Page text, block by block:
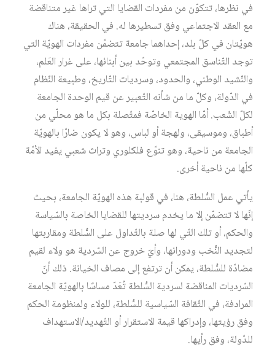
في نظرها، تتكوّن من مفردات القضايا التي تراها غير متناقضة
مع العقد الاجتماعي وفق تسطيرها له. في الحقيقة، هناك
هويّتان في كلّ بلد، إحداهما جامعة تتضمّن مفردات الهويّة التي
توجد التّناسق المجتمعي وتوحّد بين أبنائها، على غرار العَلم،
والنّشيد الوطني، والحدود، وسرديات التّاريخ، وطبيعة النّظام
في الدّولة، وكلّ ما من شأنه التّعبير عن قيم الوحدة الجامعة
لكلّ الشّعب. أمّا الهوية الخاصّة فمتّصلة بكل ما هو محلّي من
أطباق، وموسيقى، ولهجة أو لباس، وهو لا يكون ضارّا بالهويّة
الجامعة من ناحية، وهو تنوّع فلكلوري وتراث شعبي يفيد الأمّة
كلّها من ناحية أخرى.
يأتي عمل السُّلطة، هنا، في قولبة هذه الهويّة الجامعة، بحيث
إنّها لا تتضمّن إلا ما يخدم سرديتها للقضايا الخاصة بالسّياسة
والحكم، أو تلك التّي لها صلة بالتّداول على السُّلطة ومقاربتها
لتجديد النُّخب ودورانها، وأيّ خروج عن السّردية هو ولاء لقيم
مضادّة للسُّلطة، يمكن أن ترتفع إلى مصاف الخيانة. ذلك أنّ
السّرديات المناقضة لسردية السُّلطة تُعَدّ مساسًا بالهويّة الجامعة
المرادفة، في الثّقافة السّياسية للسُّلطة، للولاء ولمنظومة الحكم
وفق رؤيتها، وإدراكها قيمة الاستقرار أو التّهديد/الاستهداف
للدّولة، وفق رأيها.